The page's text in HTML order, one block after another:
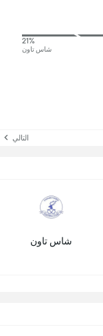
21%
شاس تاون
التالي
شاس تاون